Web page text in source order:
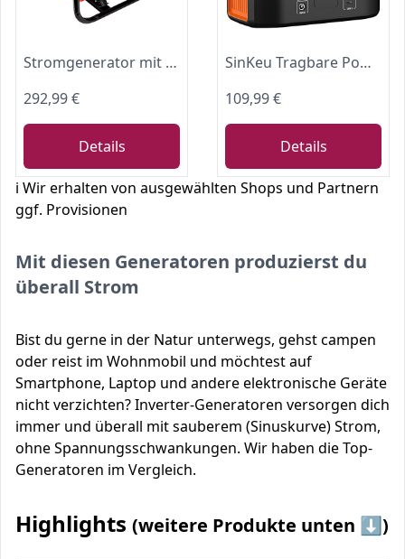
Stromgenerator mit Benzin | Stromerzeuger mit Zubehör | Notstromaggregat leise | 5 Steckdosen 3x 230V / 1x 400V / 1x 12 V | 6,5 PS (Stromgenerator mit Zugstarter)
292,99 €
Details
SinKeu Tragbare Powerstation 99Wh,150W Solar Generatoren Akku mit 230V AC/Car Lighter Port/USB Ausgabe,für Reise Camping Wohnmobil und als Notstromaggregat (Black)
109,99 €
Details
ℹ️ Wir erhalten von ausgewählten Shops und Partnern
ggf. Provisionen
Mit diesen Generatoren produzierst du
überall Strom
Bist du gerne in der Natur unterwegs, gehst campen
oder reist im Wohnmobil und möchtest auf
Smartphone, Laptop und andere elektronische Geräte
nicht verzichten? Inverter-Generatoren versorgen dich
immer und überall mit sauberem (Sinuskurve) Strom,
ohne Spannungsschwankungen. Wir haben die Top-
Generatoren im Vergleich.
Highlights (weitere Produkte unten ⬇️)